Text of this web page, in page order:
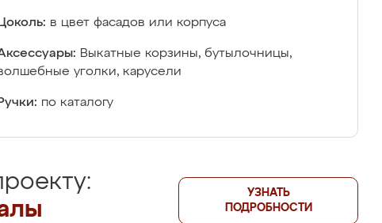
в цвет фасадов или корпуса
Выкатные корзины, бутылочницы,
уголки, карусели
по каталогу
УЗНАТЬ
ПОДРОБНОСТИ